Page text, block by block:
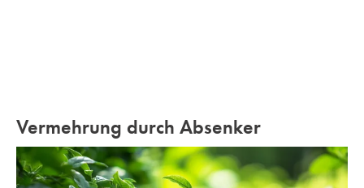
Vermehrung durch Absenker